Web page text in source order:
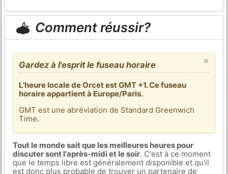
Comment réussir?
×
Gardez à l'esprit le fuseau horaire
L'heure locale de Orcet est GMT +1. Ce fuseau
horaire appartient à Europe/Paris.
GMT est une abréviation de Standard Greenwich
Time.
Tout le monde sait que les meilleures heures pour
discuter sont l'après-midi et le soir. C'est à ce moment
que le temps libre est généralement disponible et qu'il
est donc plus probable de trouver un partenaire de